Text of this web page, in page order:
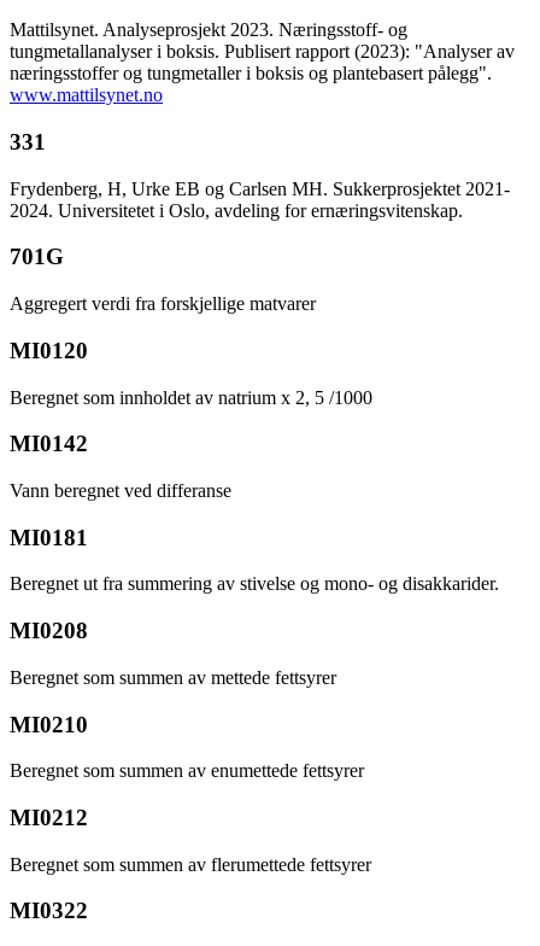
Mattilsynet. Analyseprosjekt 2023. Næringsstoff- og
tungmetallanalyser i boksis. Publisert rapport (2023): "Analyser av
næringsstoffer og tungmetaller i boksis og plantebasert pålegg".
www.mattilsynet.no
331
Frydenberg, H, Urke EB og Carlsen MH. Sukkerprosjektet 2021-
2024. Universitetet i Oslo, avdeling for ernæringsvitenskap.
701G
Aggregert verdi fra forskjellige matvarer
MI0120
Beregnet som innholdet av natrium x 2, 5 /1000
MI0142
Vann beregnet ved differanse
MI0181
Beregnet ut fra summering av stivelse og mono- og disakkarider.
MI0208
Beregnet som summen av mettede fettsyrer
MI0210
Beregnet som summen av enumettede fettsyrer
MI0212
Beregnet som summen av flerumettede fettsyrer
MI0322